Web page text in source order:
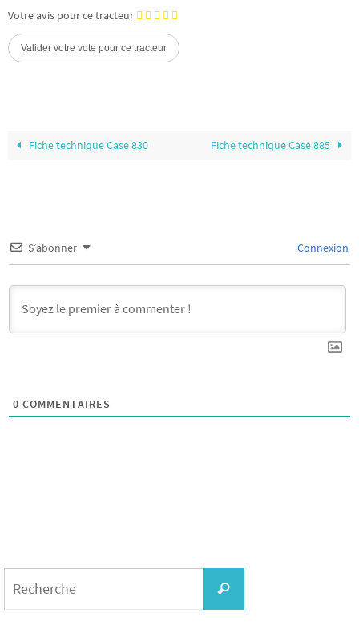
Votre avis pour ce tracteur
Fiche technique Case 830 Fiche technique Case 885
S’abonner Connexion
0 COMMENTAIRES
Recherche